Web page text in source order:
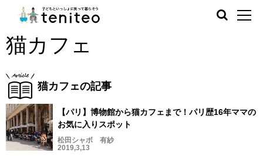
猫カフェ
猫カフェの記事
【パリ】博物館から猫カフェまで！パリ歴16年ママの
お気に入りスポット
松田シャボ 有紗
2019,3,13